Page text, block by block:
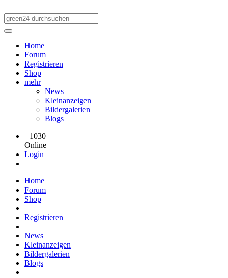
Home
Forum
Registrieren
Shop
mehr
News
Kleinanzeigen
Bildergalerien
Blogs
1030
Online
Login
Home
Forum
Shop
Registrieren
News
Kleinanzeigen
Bildergalerien
Blogs